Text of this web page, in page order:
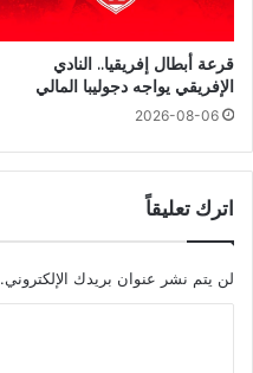
قرعة أبطال إفريقيا.. النادي
الإفريقي يواجه دجوليبا المالي
2026-08-06
اترك تعليقاً
لن يتم نشر عنوان بريدك الإلكتروني.